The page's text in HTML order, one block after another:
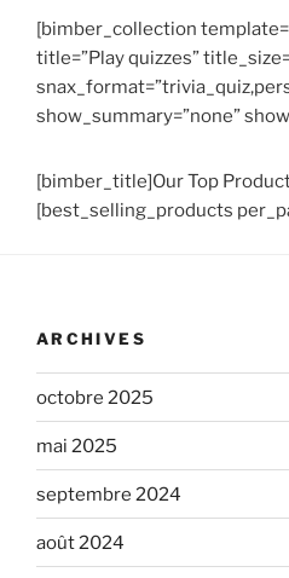
[bimber_collection
title=”Play quizzes”
show_summary=”none”
[bimber_title]Our Top
[best_selling_products
ARCHIVES
octobre 2025
mai 2025
septembre 2024
août 2024